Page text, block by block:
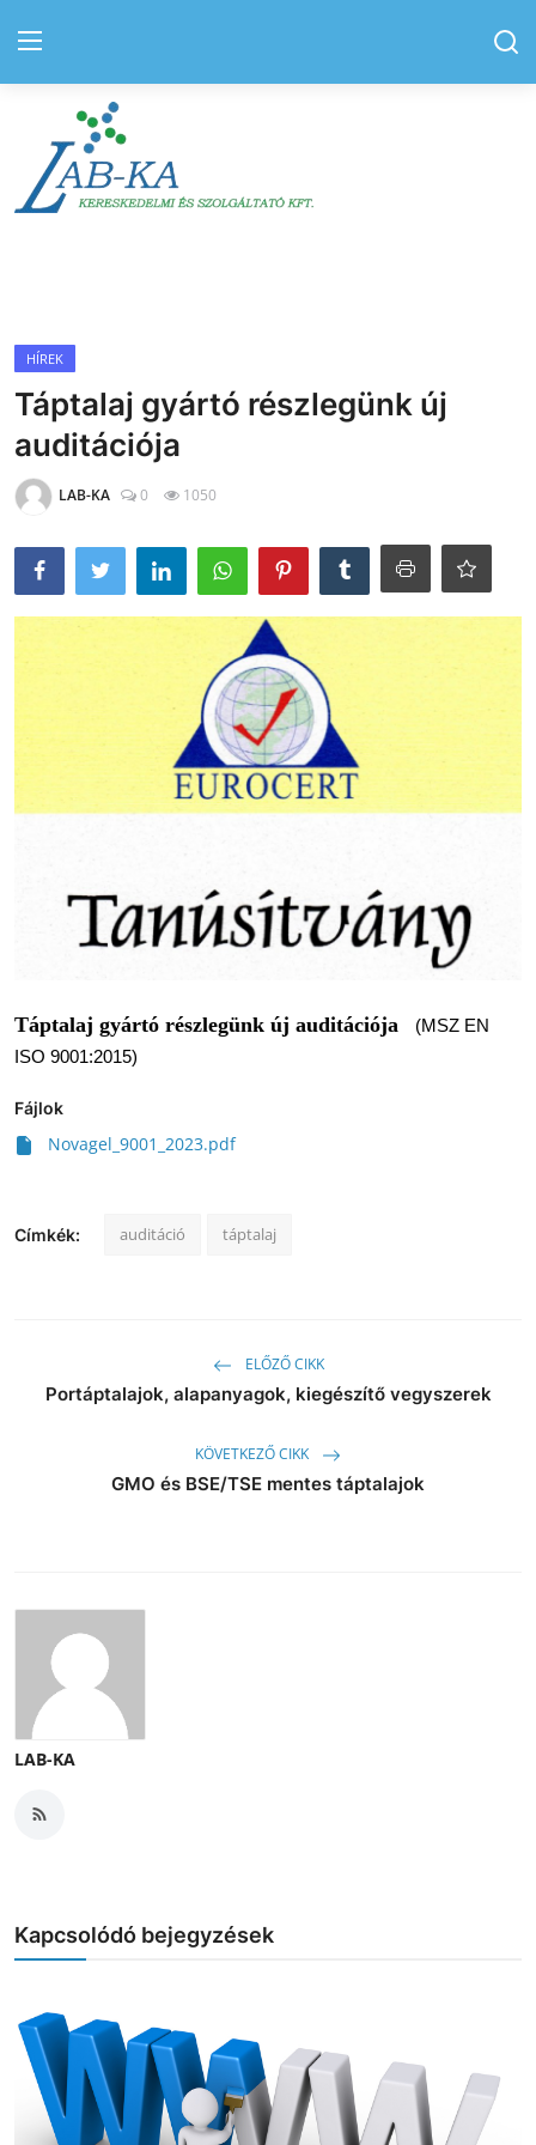
Regisztráció
Elérhetőségek
Hírek
Rólunk
Szolgáltatás
Termékek
Kész Táptalajok
Letölthető dokumentumok
Hungarian
HÍREK
Táptalaj gyártó részlegünk új
auditációja
LAB-KA 0 1050
Táptalaj gyártó részlegünk új auditációja
(MSZ EN
ISO 9001:2015)
Fájlok
Novagel_9001_2023.pdf
Címkék: auditáció táptalaj
ELŐZŐ CIKK
Portáptalajok, alapanyagok, kiegészítő vegyszerek
KÖVETKEZŐ CIKK
GMO és BSE/TSE mentes táptalajok
LAB-KA
Kapcsolódó bejegyzések